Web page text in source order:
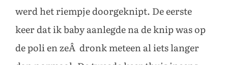
werd het riempje doorgeknipt. De eerste
keer dat ik baby aanlegde na de knip was op
de poli en zeÂ dronk meteen al iets langer